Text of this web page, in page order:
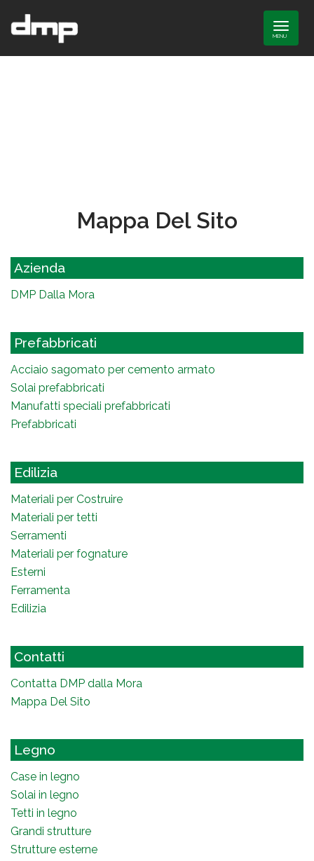
MENU
Mappa Del Sito
Azienda
DMP Dalla Mora
Prefabbricati
Acciaio sagomato per cemento armato
Solai prefabbricati
Manufatti speciali prefabbricati
Prefabbricati
Edilizia
Materiali per Costruire
Materiali per tetti
Serramenti
Materiali per fognature
Esterni
Ferramenta
Edilizia
Contatti
Contatta DMP dalla Mora
Mappa Del Sito
Legno
Case in legno
Solai in legno
Tetti in legno
Grandi strutture
Strutture esterne